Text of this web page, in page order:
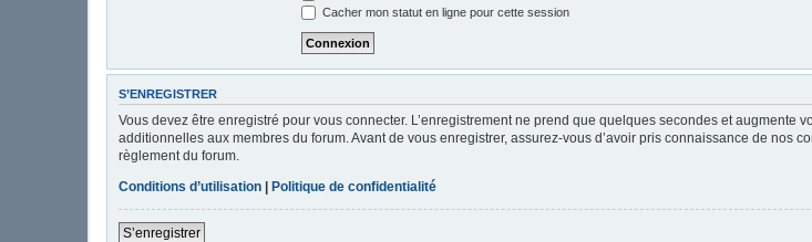
Cacher mon statut en ligne pour cette session
S’ENREGISTRER
Vous devez être enregistré pour vous connecter. L’enregistrement ne prend que quelques secondes et augmente
additionnelles aux membres du forum. Avant de vous enregistrer, assurez-vous d’avoir pris connaissance de nos
règlement du forum.
Conditions d’utilisation | Politique de confidentialité
S’enregistrer